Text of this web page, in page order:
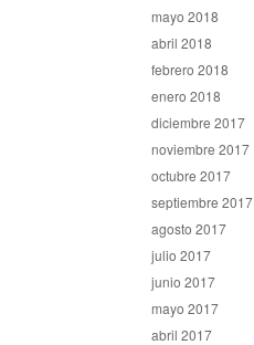
mayo 2018
abril 2018
febrero 2018
enero 2018
diciembre 2017
noviembre 2017
octubre 2017
septiembre 2017
agosto 2017
julio 2017
junio 2017
mayo 2017
abril 2017